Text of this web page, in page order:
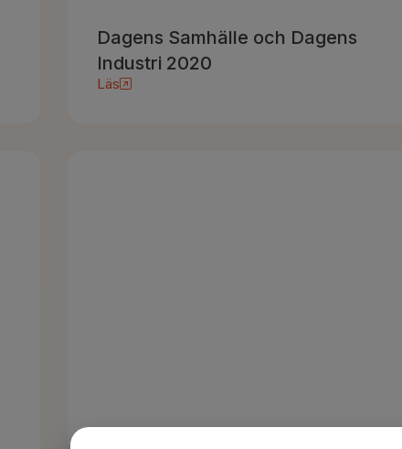
Dagens Samhälle och Dagens
Industri 2020
Läs